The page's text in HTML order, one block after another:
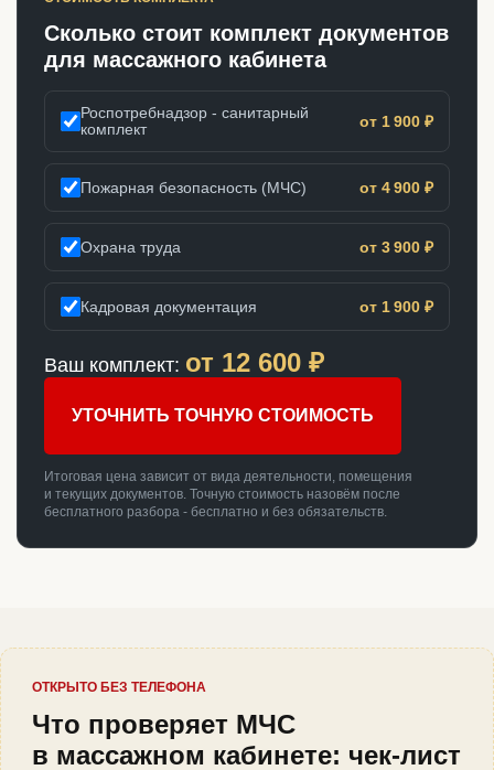
Сколько стоит комплект документов
для массажного кабинета
Роспотребнадзор - санитарный
комплект
от 1 900 ₽
Пожарная безопасность (МЧС) от 4 900 ₽
Охрана труда от 3 900 ₽
Кадровая документация от 1 900 ₽
Ваш комплект: от 12 600 ₽
УТОЧНИТЬ ТОЧНУЮ СТОИМОСТЬ
Итоговая цена зависит от вида деятельности, помещения
и текущих документов. Точную стоимость назовём после
бесплатного разбора - бесплатно и без обязательств.
ОТКРЫТО БЕЗ ТЕЛЕФОНА
Что проверяет МЧС
в массажном кабинете: чек-лист